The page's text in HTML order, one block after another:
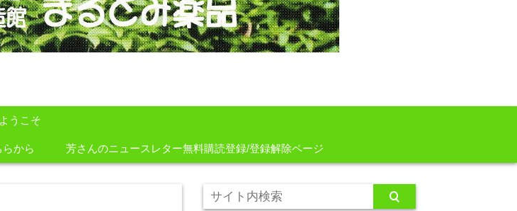
うこそ
から 芳さんのニュースレター無料購読登録/登録解除ページ